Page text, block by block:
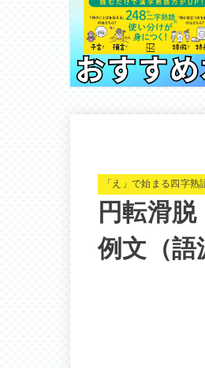
「え」で始まる四字熟
円転滑
例文（語